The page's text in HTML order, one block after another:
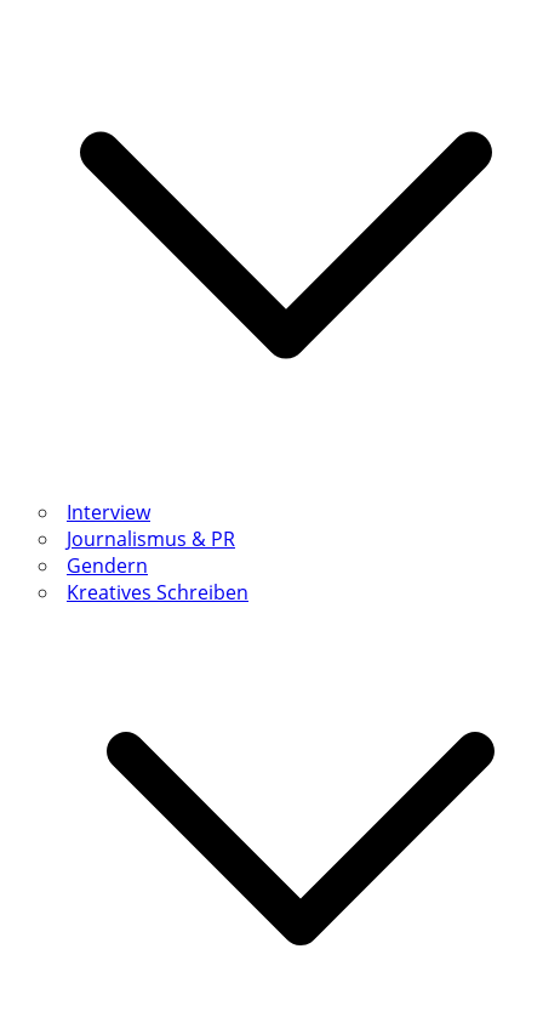
Interview
Journalismus & PR
Gendern
Kreatives Schreiben